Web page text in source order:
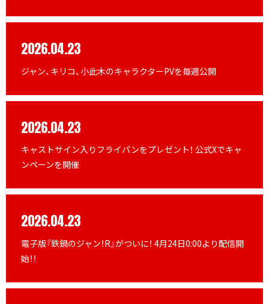
2026.04.23
ジャン、キリコ、小此木のキャラクターPVを毎週公開
2026.04.23
キャストサイン入りフライパンをプレゼント！ 公式Xでキャ
ンペーンを開催
2026.04.23
電子版『鉄鍋のジャン！R』がついに！ 4月24日0:00より配信開
始！！